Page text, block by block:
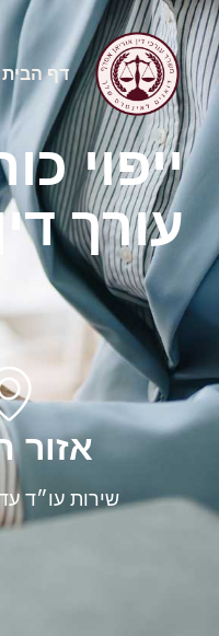
דף הבית
ייפוי
עורך
אזור
שירות עו״ד